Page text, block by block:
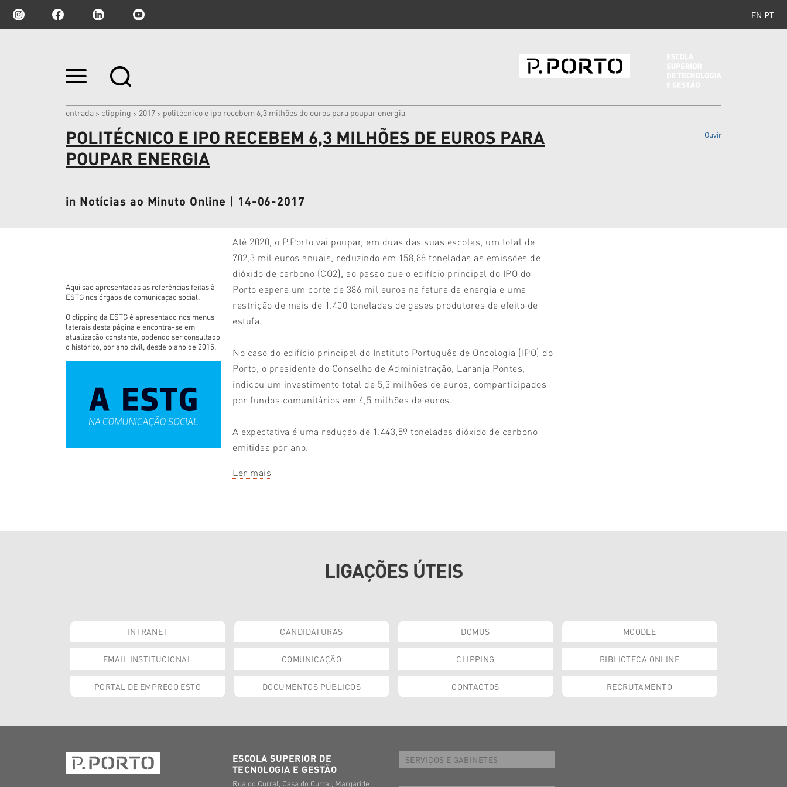
EN PT
Ir
para
|
Ir
para
navegação
entrada > clipping > 2017 > politécnico e ipo recebem 6,3 milhões de euros para poupar energia
POLITÉCNICO E IPO RECEBEM 6,3 MILHÕES DE EUROS PARA
POUPAR ENERGIA
Ouvir
in Notícias ao Minuto Online | 14-06-2017
Até 2020, o P.Porto vai poupar, em duas das suas escolas, um total de
702,3 mil euros anuais, reduzindo em 158,88 toneladas as emissões de
dióxido de carbono (CO2), ao passo que o edifício principal do IPO do
Porto espera um corte de 386 mil euros na fatura da energia e uma
restrição de mais de 1.400 toneladas de gases produtores de efeito de
estufa.
No caso do edifício principal do Instituto Português de Oncologia (IPO) do
Porto, o presidente do Conselho de Administração, Laranja Pontes,
indicou um investimento total de 5,3 milhões de euros, comparticipados
por fundos comunitários em 4,5 milhões de euros.
A expectativa é uma redução de 1.443,59 toneladas dióxido de carbono
emitidas por ano.
Ler mais
Aqui são apresentadas as referências feitas à
ESTG nos órgãos de comunicação social.
O clipping da ESTG é apresentado nos menus
laterais desta página e encontra-se em
atualização constante, podendo ser consultado
o histórico, por ano civil, desde o ano de 2015.
LIGAÇÕES ÚTEIS
INTRANET CANDIDATURAS DOMUS MOODLE
EMAIL INSTITUCIONAL COMUNICAÇÃO CLIPPING BIBLIOTECA ONLINE
PORTAL DE EMPREGO ESTG DOCUMENTOS PÚBLICOS CONTACTOS RECRUTAMENTO
ESCOLA SUPERIOR DE
TECNOLOGIA E GESTÃO
Rua do Curral, Casa do Curral, Margaride
SERVIÇOS E GABINETES